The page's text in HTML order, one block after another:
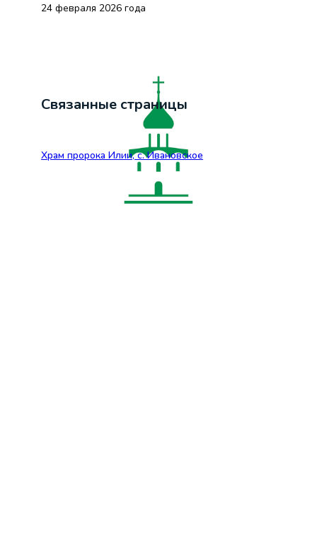
24 февраля 2026 года
Связанные страницы
Храм пророка Илии, с. Ивановское